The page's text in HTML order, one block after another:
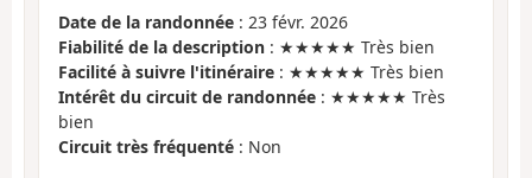
Date de la randonnée : 23 févr. 2026
Fiabilité de la description : ★★★★★ Très bien
Facilité à suivre l'itinéraire : ★★★★★ Très bien
Intérêt du circuit de randonnée : ★★★★★ Très
bien
Circuit très fréquenté : Non